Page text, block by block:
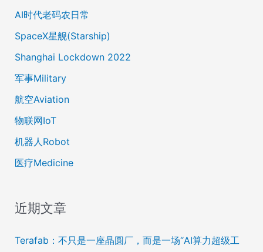
AI时代老码农日常
SpaceX星舰(Starship)
Shanghai Lockdown 2022
军事Military
航空Aviation
物联网IoT
机器人Robot
医疗Medicine
近期文章
Terafab：不只是一座晶圆厂，而是一场“AI算力超级工